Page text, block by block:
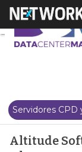
Servidores CPD
Altitude